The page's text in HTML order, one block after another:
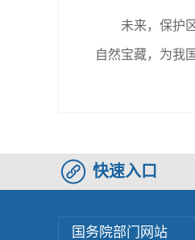
未来，保护
自然宝藏，为我
快速入口
国务院部门网站